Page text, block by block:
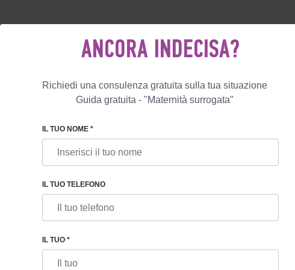
+39 800 596 812
Recensioni Blog Programmi
un sistema di
ANCORA INDECISA?
Richiedi una consulenza gratuita sulla tua situazione
Guida gratuita - "Maternità surrogata"
IL TUO NOME *
IL TUO TELEFONO
IL TUO *